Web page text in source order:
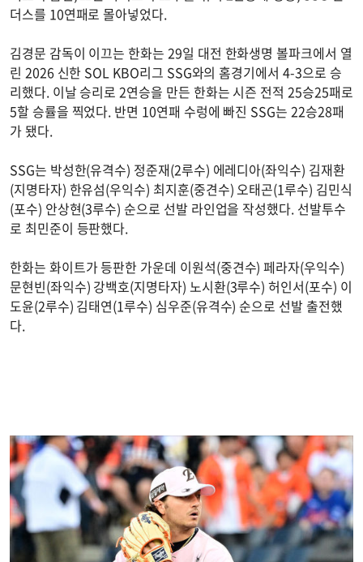
더스를 10연패로 몰아넣었다.
김경문 감독이 이끄는 한화는 29일 대전 한화생명 볼파크에서 열
린 2026 신한 SOL KBO리그 SSG와의 홈경기에서 4-3으로 승
리했다. 이날 승리로 2연승을 만든 한화는 시즌 전적 25승25패로
5할 승률을 찍었다. 반면 10연패 수렁에 빠진 SSG는 22승28패
가 됐다.
SSG는 박성한(유격수) 정준재(2루수) 에레디아(좌익수) 김재환
(지명타자) 한유섬(우익수) 최지훈(중견수) 오태곤(1루수) 김민식
(포수) 안상현(3루수) 순으로 선발 라인업을 작성했다. 선발투수
로 최민준이 등판했다.
한화는 화이트가 등판한 가운데 이원석(중견수) 페라자(우익수)
문현빈(좌익수) 강백호(지명타자) 노시환(3루수) 허인서(포수) 이
도윤(2루수) 김태연(1루수) 심우준(유격수) 순으로 선발 출전했
다.